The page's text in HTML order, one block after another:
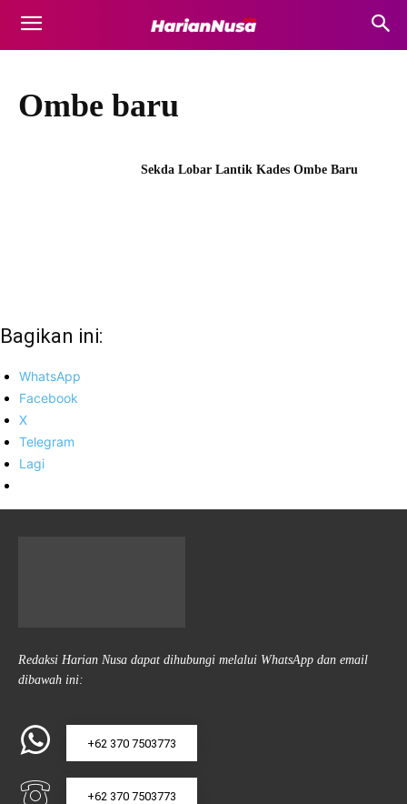
Ombe baru
Sekda Lobar Lantik Kades Ombe Baru
Bagikan ini:
WhatsApp
Facebook
X
Telegram
Lagi
Redaksi Harian Nusa dapat dihubungi melalui WhatsApp dan email
dibawah ini:
+62 370 7503773
+62 370 7503773